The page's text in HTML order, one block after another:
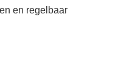
en regelbaar